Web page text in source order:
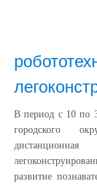
В период с 10 по
городского
развитие